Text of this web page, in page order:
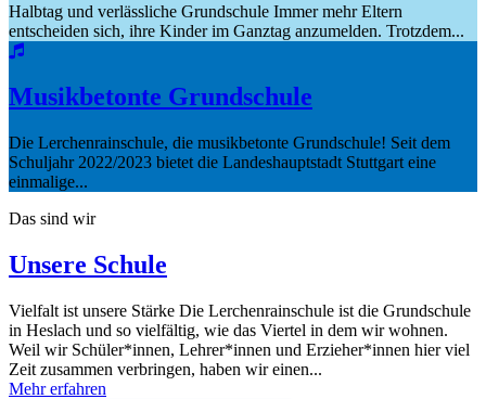
Halbtag und verlässliche Grundschule Immer mehr Eltern
entscheiden sich, ihre Kinder im Ganztag anzumelden. Trotzdem...
Musikbetonte Grundschule
Die Lerchenrainschule, die musikbetonte Grundschule! Seit dem
Schuljahr 2022/2023 bietet die Landeshauptstadt Stuttgart eine
einmalige...
Das sind wir
Unsere Schule
Vielfalt ist unsere Stärke Die Lerchenrainschule ist die Grundschule
in Heslach und so vielfältig, wie das Viertel in dem wir wohnen.
Weil wir Schüler*innen, Lehrer*innen und Erzieher*innen hier viel
Zeit zusammen verbringen, haben wir einen...
Mehr erfahren